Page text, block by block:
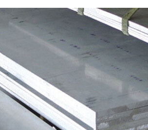
плита
на
самых
выгодных
условиях